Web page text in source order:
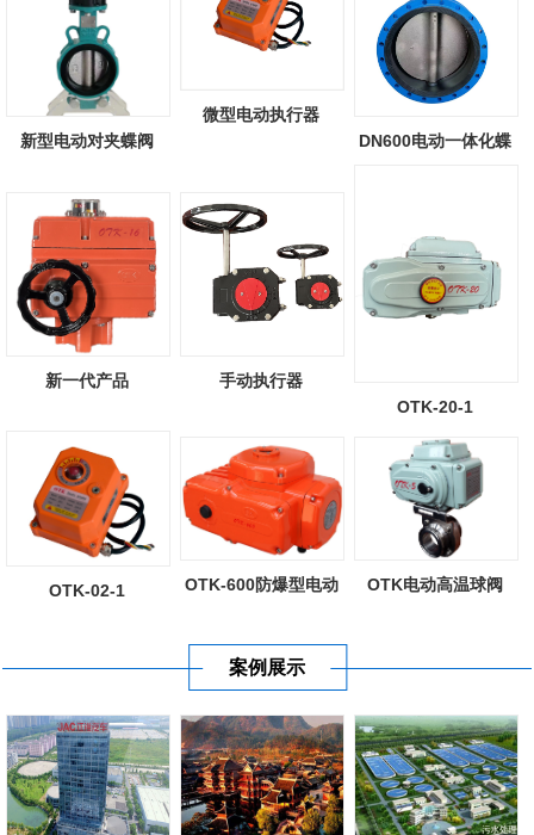
新型电动对夹蝶阀
微型电动执行器
DN600电动一体化蝶
新一代产品
手动执行器
OTK-20-1
OTK-02-1
OTK-600防爆型电动
OTK电动高温球阀
案例展示